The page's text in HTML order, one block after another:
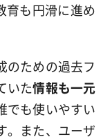
育も円滑に進め
のための過去フ
いた情報も一元
でも使いやすい
。また、ユーザ